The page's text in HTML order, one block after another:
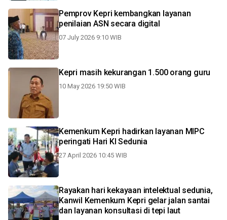
Pemprov Kepri kembangkan layanan
penilaian ASN secara digital
07 July 2026 9:10 WIB
Kepri masih kekurangan 1.500 orang guru
10 May 2026 19:50 WIB
Kemenkum Kepri hadirkan layanan MIPC
peringati Hari KI Sedunia
27 April 2026 10:45 WIB
Rayakan hari kekayaan intelektual sedunia,
Kanwil Kemenkum Kepri gelar jalan santai
dan layanan konsultasi di tepi laut